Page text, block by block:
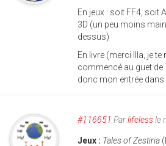
En jeux : soit FF4, soit
3D (un peu moins
dessus)
En livre (merci Illa, je
commencé au guet de
donc mon entrée dans
#116651 Parlifelessle
Jeux : Tales of Zestiria